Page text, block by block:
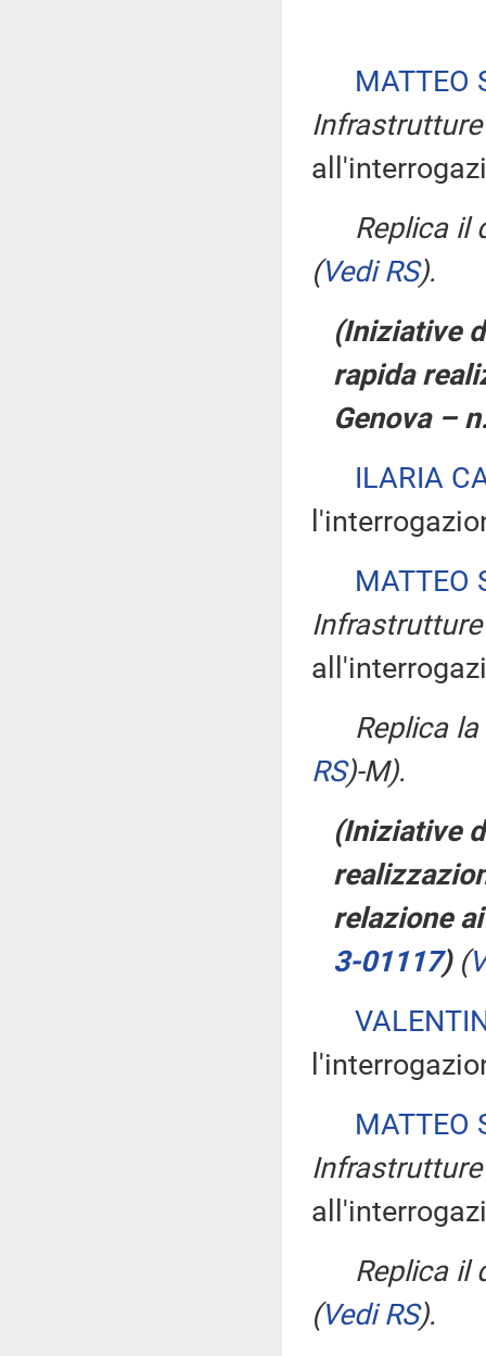
MATTEO
Replica il
(Vedi RS).
(Iniziative
rapida
Genova –
ILARIA
MATTEO
Replica
RS)-M).
(Iniziative
relazione
3-01117) (
MATTEO
Replica il
(Vedi RS).